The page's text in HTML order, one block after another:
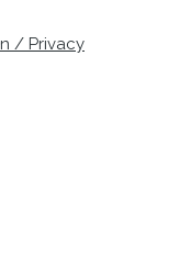
/ Privacy